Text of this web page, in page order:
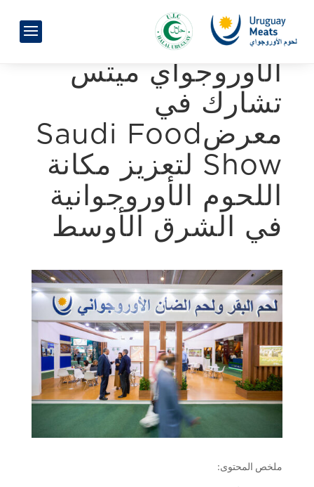
الأوروجواي ميتس
تشارك في
معرضSaudi Food
Show لتعزيز مكانة
اللحوم الأوروجوانية
في الشرق الأوسط
ملخص المحتوى: